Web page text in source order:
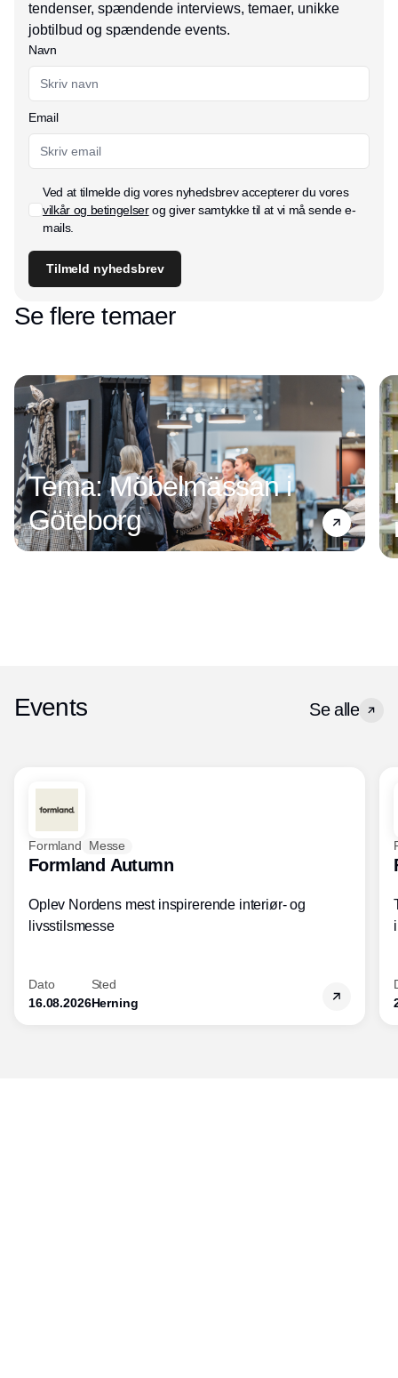
tendenser, spændende interviews, temaer, unikke
jobtilbud og spændende events.
Navn
Email
Ved at tilmelde dig vores nyhedsbrev accepterer du vores
vilkår og betingelserog giver samtykke til at vi må sende e-
mails.
Tilmeld nyhedsbrev
Se flere temaer
Tema: Möbelmässan i
Göteborg
Events Se alle
Formland Messe
Formland Autumn
Oplev Nordens mest inspirerende interiør- og
livsstilsmesse
Dato
16.08.2026
Sted
Herning